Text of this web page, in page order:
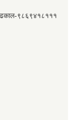
९८६९४१८१११